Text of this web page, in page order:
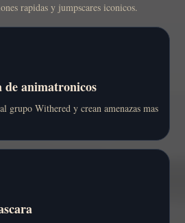
rapidas y jumpscares iconicos.
animatronicos
grupo Withered y crean amenazas mas